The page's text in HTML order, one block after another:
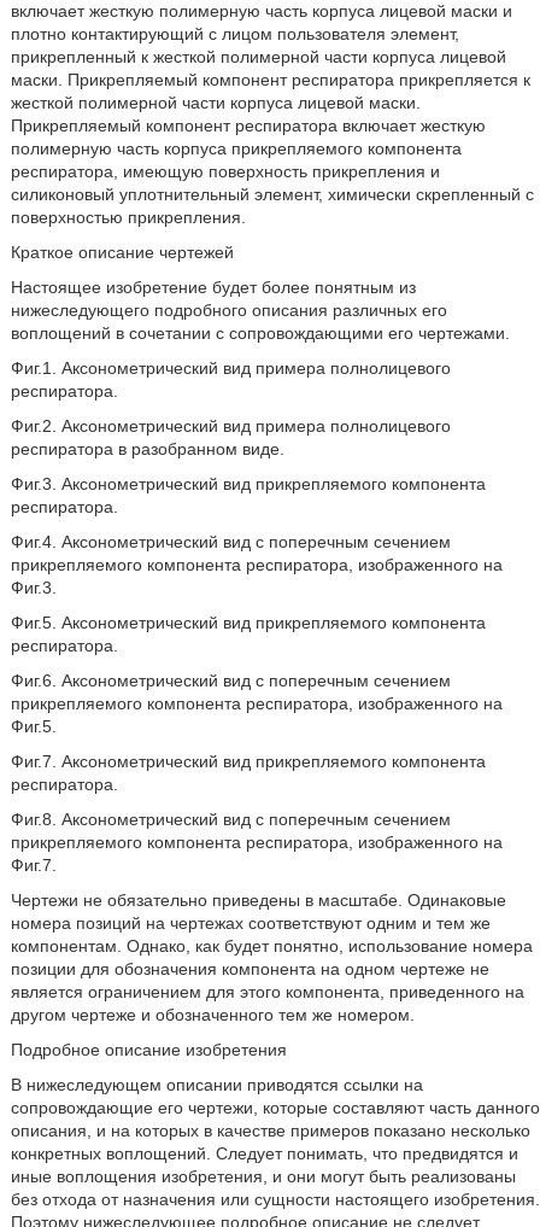
включает жесткую полимерную часть корпуса лицевой маски и
плотно контактирующий с лицом пользователя элемент,
прикрепленный к жесткой полимерной части корпуса лицевой
маски. Прикрепляемый компонент респиратора прикрепляется к
жесткой полимерной части корпуса лицевой маски.
Прикрепляемый компонент респиратора включает жесткую
полимерную часть корпуса прикрепляемого компонента
респиратора, имеющую поверхность прикрепления и
силиконовый уплотнительный элемент, химически скрепленный с
поверхностью прикрепления.
Краткое описание чертежей
Настоящее изобретение будет более понятным из
нижеследующего подробного описания различных его
воплощений в сочетании с сопровождающими его чертежами.
Фиг.1. Аксонометрический вид примера полнолицевого
респиратора.
Фиг.2. Аксонометрический вид примера полнолицевого
респиратора в разобранном виде.
Фиг.3. Аксонометрический вид прикрепляемого компонента
респиратора.
Фиг.4. Аксонометрический вид с поперечным сечением
прикрепляемого компонента респиратора, изображенного на
Фиг.3.
Фиг.5. Аксонометрический вид прикрепляемого компонента
респиратора.
Фиг.6. Аксонометрический вид с поперечным сечением
прикрепляемого компонента респиратора, изображенного на
Фиг.5.
Фиг.7. Аксонометрический вид прикрепляемого компонента
респиратора.
Фиг.8. Аксонометрический вид с поперечным сечением
прикрепляемого компонента респиратора, изображенного на
Фиг.7.
Чертежи не обязательно приведены в масштабе. Одинаковые
номера позиций на чертежах соответствуют одним и тем же
компонентам. Однако, как будет понятно, использование номера
позиции для обозначения компонента на одном чертеже не
является ограничением для этого компонента, приведенного на
другом чертеже и обозначенного тем же номером.
Подробное описание изобретения
В нижеследующем описании приводятся ссылки на
сопровождающие его чертежи, которые составляют часть данного
описания, и на которых в качестве примеров показано несколько
конкретных воплощений. Следует понимать, что предвидятся и
иные воплощения изобретения, и они могут быть реализованы
без отхода от назначения или сущности настоящего изобретения.
Поэтому нижеследующее подробное описание не следует